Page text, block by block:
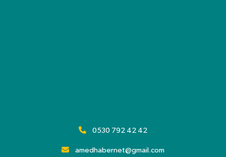
0530 792 42 42
amedhabernet@gmail.com